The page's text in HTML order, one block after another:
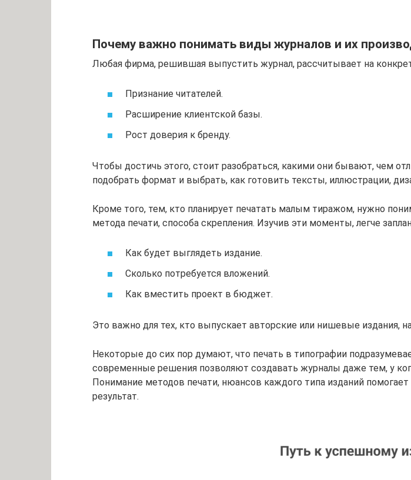
Почему важно понимать виды журналов и их
Любая фирма, решившая выпустить журнал, рассчитывает на
Признание читателей.
Расширение клиентской базы.
Рост доверия к бренду.
Чтобы достичь этого, стоит разобраться, какими они бывают, чем
подобрать формат и выбрать, как готовить тексты, иллюстрации,
Кроме того, тем, кто планирует печатать малым тиражом, нужно
метода печати, способа скрепления. Изучив эти моменты, легче
Как будет выглядеть издание.
Сколько потребуется вложений.
Как вместить проект в бюджет.
Это важно для тех, кто выпускает авторские или нишевые издания,
Некоторые до сих пор думают, что печать в типографии
современные решения позволяют создавать журналы даже тем, у
Понимание методов печати, нюансов каждого типа изданий
результат.